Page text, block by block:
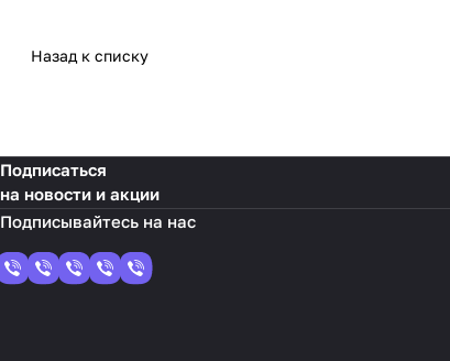
Назад к списку
Подписаться
на новости и акции